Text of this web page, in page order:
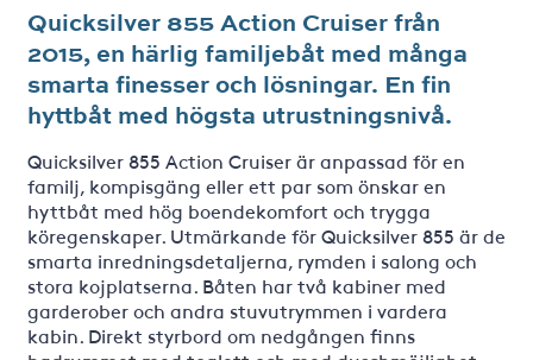
Quicksilver 855 Action Cruiser från
2015, en härlig familjebåt med många
smarta finesser och lösningar. En fin
hyttbåt med högsta utrustningsnivå.
Quicksilver 855 Action Cruiser är anpassad för en
familj, kompisgäng eller ett par som önskar en
hyttbåt med hög boendekomfort och trygga
köregenskaper. Utmärkande för Quicksilver 855 är de
smarta inredningsdetaljerna, rymden i salong och
stora kojplatserna. Båten har två kabiner med
garderober och andra stuvutrymmen i vardera
kabin. Direkt styrbord om nedgången finns